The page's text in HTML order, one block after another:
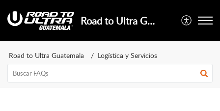
Road to Ultra Guatemala
Road to Ultra Guatemala Logística y Servicios